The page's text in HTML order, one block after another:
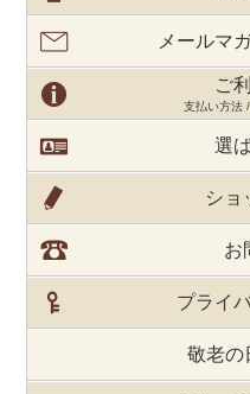
メールマ
ご
支払い方法
選
ショ
お
プライ
敬老の